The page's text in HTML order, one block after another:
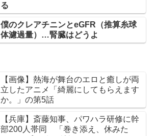
る
僕のクレアチニンとeGFR（推算糸球
体濾過量）…腎臓はどうよ
【画像】熱海が舞台のエロと癒しが両
立したアニメ「綺麗にしてもらえます
か。」の第5話
【兵庫】斎藤知事、パワハラ研修に幹
部200人帯同 「巻き添え、休みた